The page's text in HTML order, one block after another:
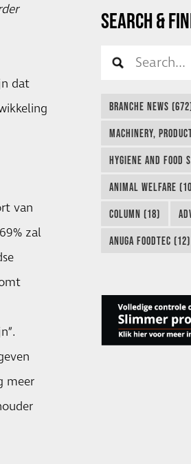
dat
van
zal
meer
SEARCH &
BRANCHE NEWS
MACHINERY,
HYGIENE AND FOOD
ANIMAL WELFARE
COLUMN (18)
ANUGA FOODTEC (12)